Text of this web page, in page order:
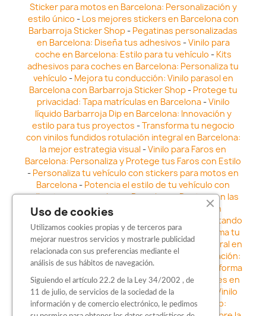
Sticker para motos en Barcelona: Personalización y
estilo único - Los mejores stickers en Barcelona con
Barbarroja Sticker Shop- Pegatinas personalizadas
en Barcelona: Diseña tus adhesivos -Vinilo para
coche en Barcelona: Estilo para tu vehículo - Kits
adhesivos para coches en Barcelona: Personaliza tu
vehículo - Mejora tu conducción: Vinilo parasol en
Barcelona con Barbarroja Sticker Shop- Protege tu
privacidad: Tapa matrículas en Barcelona-Vinilo
líquido Barbarroja Dip en Barcelona: Innovación y
estilo para tus proyectos -Transforma tu negocio
con vinilos fundidos rotulación integral en Barcelona:
la mejor estrategia visual -Vinilo para Faros en
Barcelona: Personaliza y Protege tus Faros con Estilo
- Personaliza tu vehículo con stickers para motos en
Barcelona- Potencia el estilo de tu vehículo con
adhesivos para coche en Barcelona-Destaca en las
calles: Los Mejores stickers para coches en
Vinilo para faros en Barcelona: Resaltando
la Estética y Seguridad del Automóvil- Transforma tu
vehículo con los vinilos fundidos rotulación integral en
Barcelona-Explora la Innovación en Personalización:
Vinilo líquido barbarroja dip en Barcelona
Transforma
tu vehículo con estilo: Kits adhesivos para coches en
Barcelona-Personaliza tu vehículo con estilo: Vinilo
para coche en Barcelona-Destaca con Estilo:
Uso de cookies
Utilizamos cookies propias y de terceros para
mejorar nuestros servicios y mostrarle publicidad
relacionada con sus preferencias mediante el
análisis de sus hábitos de navegación.
Siguiendo el artículo 22.2 de la Ley 34/2002 , de
11 de julio, de servicios de la sociedad de la
información y de comercio electrónico, le pedimos